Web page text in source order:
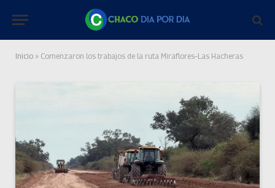
Inicio » Comenzaron los trabajos de la ruta Miraflores–Las Hacheras